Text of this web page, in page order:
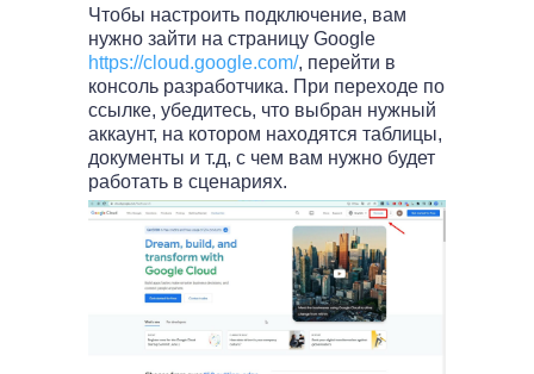
Чтобы настроить подключение, вам
нужно зайти на страницу Google
https://cloud.google.com/, перейти в
консоль разработчика. При переходе по
ссылке, убедитесь, что выбран нужный
аккаунт, на котором находятся таблицы,
документы и т.д, с чем вам нужно будет
работать в сценариях.